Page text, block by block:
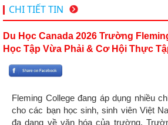
CHI TIẾT TIN
Du Học Canada 2026 Trường
Học Tập Vừa Phải & Cơ Hội Thực
Fleming College đang áp dụng nhiều
cho các bạn học sinh, sinh viên Việt
đa dạng về văn hóa của trường.